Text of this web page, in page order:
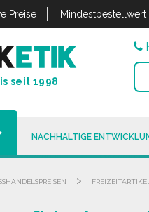
Preise
seit 1998
NACHHALTIGE
>